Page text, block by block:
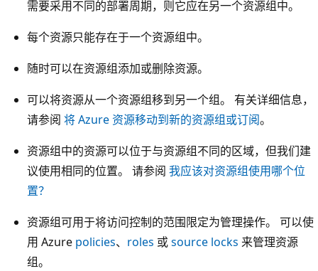
需要采用不同的部署周期，则它应在另一个资源组中。
每个资源只能存在于一个资源组中。
随时可以在资源组添加或删除资源。
可以将资源从一个资源组移到另一个组。 有关详细信息，
请参阅 将 Azure 资源移动到新的资源组或订阅。
资源组中的资源可以位于与资源组不同的区域，但我们建
议使用相同的位置。 请参阅 我应该对资源组使用哪个位
置？
资源组可用于将访问控制的范围限定为管理操作。 可以使
用 Azure policies、 roles 或source locks 来管理资源
组。